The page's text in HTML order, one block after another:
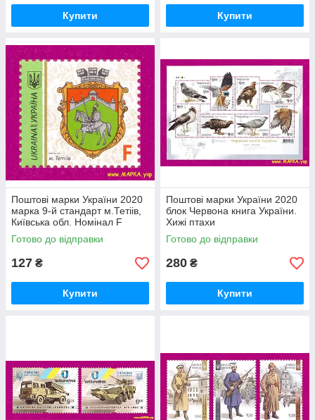
Купити Купити
Поштові марки України 2020
марка 9-й стандарт м.Тетіів,
Київська обл. Номінал F
Готово до відправки
127 ₴
Купити
Поштові марки України 2020
блок Червона книга України.
Хижі птахи
Готово до відправки
280 ₴
Купити